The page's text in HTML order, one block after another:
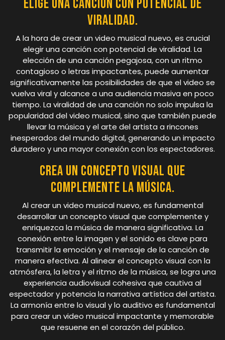
Elige una canción con potencial de
viralidad.
A la hora de crear un video musical nuevo, es crucial
elegir una canción con potencial de viralidad. La
elección de una canción pegajosa, con un ritmo
contagioso o letras impactantes, puede aumentar
significativamente las posibilidades de que el video se
vuelva viral y alcance a una audiencia masiva en poco
tiempo. La viralidad de una canción no solo impulsa la
popularidad del video musical, sino que también puede
llevar la música y el arte del artista a rincones
inesperados del mundo digital, generando un impacto
duradero y una mayor conexión con los espectadores.
Crea un concepto visual que
complemente la música.
Al crear un video musical nuevo, es fundamental
desarrollar un concepto visual que complemente y
enriquezca la música de manera significativa. La
conexión entre la imagen y el sonido es clave para
transmitir la emoción y el mensaje de la canción de
manera efectiva. Al alinear el concepto visual con la
atmósfera, la letra y el ritmo de la música, se logra una
experiencia audiovisual cohesiva que cautiva al
espectador y potencia la narrativa artística del artista.
La armonía entre lo visual y lo auditivo es fundamental
para crear un video musical impactante y memorable
que resuene en el corazón del público.